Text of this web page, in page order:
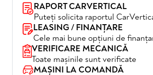
RAPORT CARVERTICAL
Puteți solicita raportul
LEASING / FINANȚARE
Cele mai bune opțiuni de
VERIFICARE MECANICĂ
Toate mașinile sunt verificate
MAȘINI LA COMANDĂ